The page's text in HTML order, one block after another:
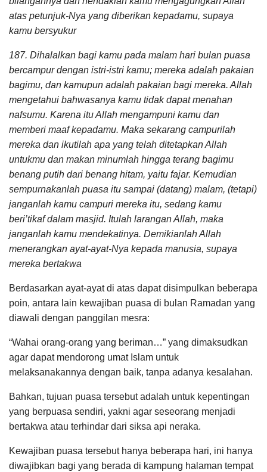
atas petunjuk-Nya yang diberikan kepadamu, supaya
kamu bersyukur
187. Dihalalkan bagi kamu pada malam hari bulan puasa
bercampur dengan istri-istri kamu; mereka adalah pakaian
bagimu, dan kamupun adalah pakaian bagi mereka. Allah
mengetahui bahwasanya kamu tidak dapat menahan
nafsumu. Karena itu Allah mengampuni kamu dan
memberi maaf kepadamu. Maka sekarang campurilah
mereka dan ikutilah apa yang telah ditetapkan Allah
untukmu dan makan minumlah hingga terang bagimu
benang putih dari benang hitam, yaitu fajar. Kemudian
sempurnakanlah puasa itu sampai (datang) malam, (tetapi)
janganlah kamu campuri mereka itu, sedang kamu
beri’tikaf dalam masjid. Itulah larangan Allah, maka
janganlah kamu mendekatinya. Demikianlah Allah
menerangkan ayat-ayat-Nya kepada manusia, supaya
mereka bertakwa
Berdasarkan ayat-ayat di atas dapat disimpulkan beberapa
poin, antara lain kewajiban puasa di bulan Ramadan yang
diawali dengan panggilan mesra:
“Wahai orang-orang yang beriman…” yang dimaksudkan
agar dapat mendorong umat Islam untuk
melaksanakannya dengan baik, tanpa adanya kesalahan.
Bahkan, tujuan puasa tersebut adalah untuk kepentingan
yang berpuasa sendiri, yakni agar seseorang menjadi
bertakwa atau terhindar dari siksa api neraka.
Kewajiban puasa tersebut hanya beberapa hari, ini hanya
diwajibkan bagi yang berada di kampung halaman tempat